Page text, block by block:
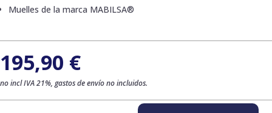
Muelles de la marca MABILSA®
195,90 €
no incl IVA 21%, gastos de envío no incluidos.